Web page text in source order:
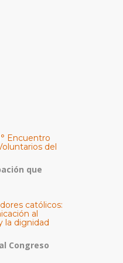
Encuentro
del
que
católicos:
al
la dignidad
Congreso